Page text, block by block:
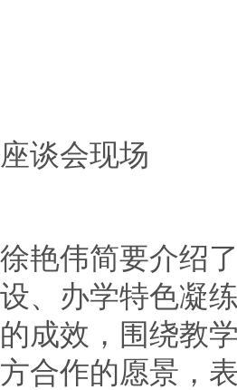
座谈会现场
徐艳伟简要介绍
设、办学特色凝
的成效，围绕教
方合作的愿景，